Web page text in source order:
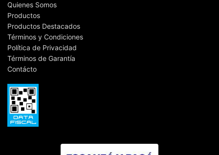
Quienes Somos
Productos
Productos Destacados
Términos y Condiciones
Política de Privacidad
Términos de Garantía
Contácto